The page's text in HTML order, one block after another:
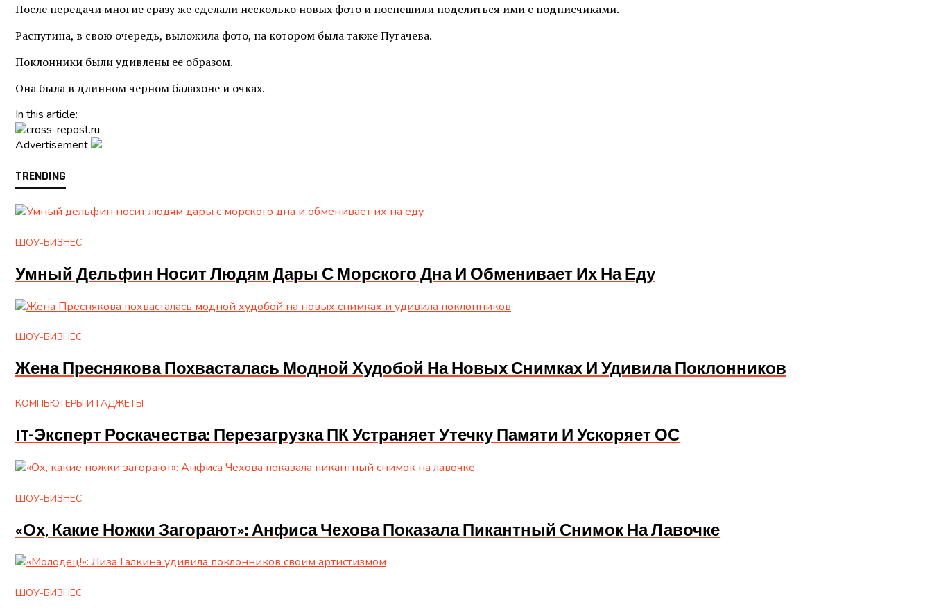
После передачи многие сразу же сделали несколько новых фото и поспешили поделиться ими с подписчиками.
Распутина, в свою очередь, выложила фото, на котором была также Пугачева.
Поклонники были удивлены ее образом.
Она была в длинном черном балахоне и очках.
In this article:
Advertisement
TRENDING
ШОУ-БИЗНЕС
Умный Дельфин Носит Людям Дары С Морского Дна И Обменивает Их На Еду
ШОУ-БИЗНЕС
Жена Преснякова Похвасталась Модной Худобой На Новых Снимках И Удивила Поклонников
КОМПЬЮТЕРЫ И ГАДЖЕТЫ
IT-Эксперт Роскачества: Перезагрузка ПК Устраняет Утечку Памяти И Ускоряет ОС
ШОУ-БИЗНЕС
«Ох, Какие Ножки Загорают»: Анфиса Чехова Показала Пикантный Снимок На Лавочке
ШОУ-БИЗНЕС